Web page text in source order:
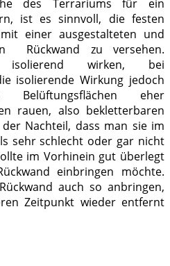
des Terrariums für ein
ist es sinnvoll, die festen
einer ausgestalteten und
Rückwand zu versehen.
isolierend wirken, bei
isolierende Wirkung jedoch
eher
rauen, also bekletterbaren
Nachteil, dass man sie im
sehr schlecht oder gar nicht
im Vorhinein gut überlegt
einbringen möchte.
auch so anbringen,
Zeitpunkt wieder entfernt